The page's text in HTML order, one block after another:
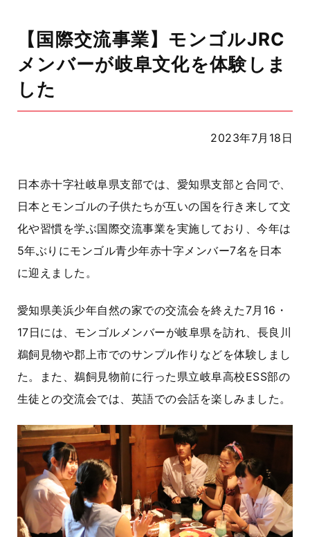
【国際交流事業】モンゴルJRC
メンバーが岐阜文化を体験しま
した
2023年7月18日
日本赤十字社岐阜県支部では、愛知県支部と合同で、
日本とモンゴルの子供たちが互いの国を行き来して文
化や習慣を学ぶ国際交流事業を実施しており、今年は
5年ぶりにモンゴル青少年赤十字メンバー7名を日本
に迎えました。
愛知県美浜少年自然の家での交流会を終えた7月16・
17日には、モンゴルメンバーが岐阜県を訪れ、長良川
鵜飼見物や郡上市でのサンプル作りなどを体験しまし
た。また、鵜飼見物前に行った県立岐阜高校ESS部の
生徒との交流会では、英語での会話を楽しみました。